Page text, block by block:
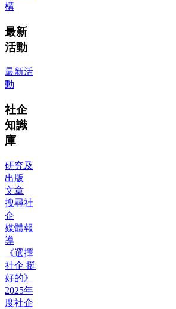
構
最新
活動
最新活
動
社企
知識
庫
研究及
出版
文章
搜尋社
企
媒體報
導
《選擇
社企 挺
好的》
2025年
度社企